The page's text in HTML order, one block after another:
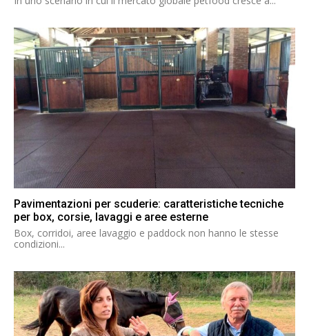
Pavimentazioni per scuderie: caratteristiche tecniche
per box, corsie, lavaggi e aree esterne
Box, corridoi, aree lavaggio e paddock non hanno le stesse
condizioni...